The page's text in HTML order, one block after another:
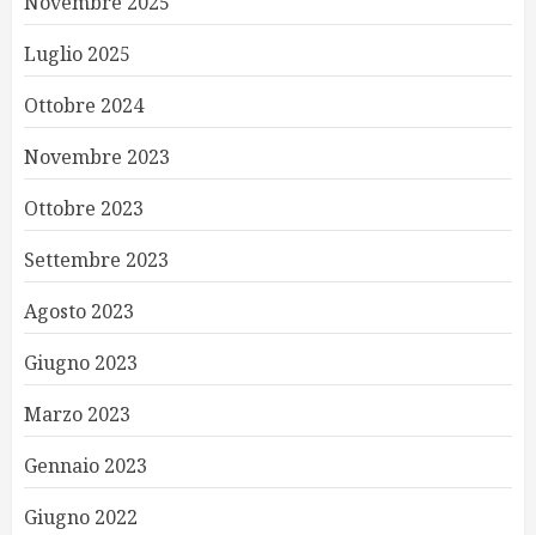
Luglio 2025
Ottobre 2024
Novembre 2023
Ottobre 2023
Settembre 2023
Agosto 2023
Giugno 2023
Marzo 2023
Gennaio 2023
Giugno 2022